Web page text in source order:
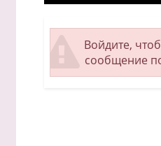
Войдите,
сообщение